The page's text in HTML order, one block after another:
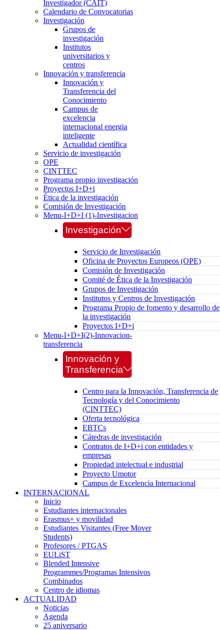
Investigador (CAIT)
Calendario de Convocatorias
Investigación
Grupos de
investigación
Institutos
universitarios y
centros
Innovación y transferencia
Innovación y
Transferencia del
Conocimiento
Campus de
excelencia
internacional energia
inteligente
Actualidad científica
Servicio de investigación
OPE
CINTTEC
Programa propio investigación
Proyectos I+D+i
Ética de la investigación
Comisión de Investigación
Menu-I+D+I (1)-Investigacion
Investigación
Servicio de Investigación
Oficina de Proyectos Europeos (OPE)
Comisión de Investigación
Comité de Ética de la Investigación
Grupos de Investigación
Institutos y Centros de Investigación
Programa Propio de fomento y desarrollo de
la investigación
Proyectos I+D+i
Menu-I+D+I(2)-Innovacion-
transferencia
Innovación y
Transferencia
Centro para la Innovación, Transferencia de
Tecnología y del Conocimiento
(CINTTEC)
Oferta tecnológica
EBTCs
Cátedras de investigación
Contratos de I+D+i con entidades y
empresas
Propiedad intelectual e industrial
Proyecto Umotor
Campus de Excelencia Internacional
INTERNACIONAL
Inicio
Estudiantes internacionales
Erasmus+ y movilidad
Estudiantes Visitantes (Free Mover
Students)
Profesores / PTGAS
EULiST
Blended Intensive
Programmes/Programas Intensivos
Combinados
Centro de idiomas
ACTUALIDAD
Noticias
Agenda
25 aniversario